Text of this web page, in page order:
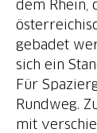
dem Rhein,
gebadet
sich ein
Für
Rundweg.
mit